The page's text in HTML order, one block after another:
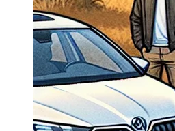
Navigație
Navigație
Navigație
Navigație
Navigație
Passat
Navigație
Navigație
Navigație
Navigație